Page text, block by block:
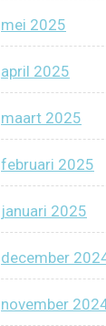
mei 2025
april 2025
maart 2025
februari 2025
januari 2025
december
november